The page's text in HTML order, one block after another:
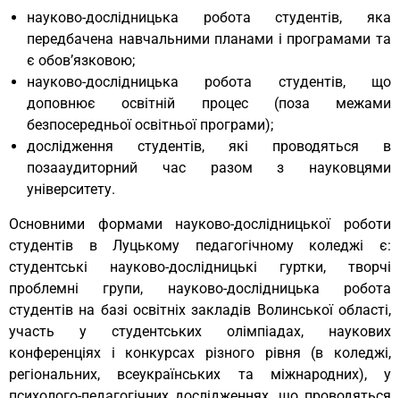
науково-дослідницька робота студентів, яка
передбачена навчальними планами і програмами та
є обов’язковою;
науково-дослідницька робота студентів, що
доповнює освітній процес (поза межами
безпосередньої освітньої програми);
дослідження студентів, які проводяться в
позааудиторний час разом з науковцями
університету.
Основними формами науково-дослідницької роботи
студентів в Луцькому педагогічному коледжі є:
студентські науково-дослідницькі гуртки, творчі
проблемні групи, науково-дослідницька робота
студентів на базі освітніх закладів Волинської області,
участь у студентських олімпіадах, наукових
конференціях і конкурсах різного рівня (в коледжі,
регіональних, всеукраїнських та міжнародних), у